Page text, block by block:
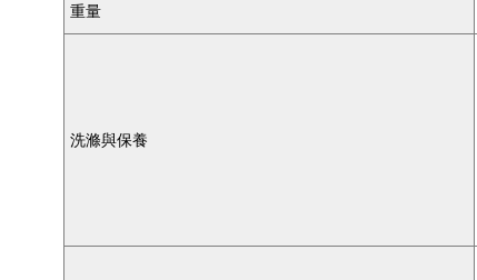
重量
洗滌與保養